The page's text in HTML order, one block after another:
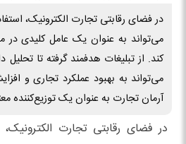
در فضای رقابتی تجارت الکترونیک،
می‌تواند به عنوان یک عامل کلیدی
کند. از تبلیغات هدفمند گرفته تا
می‌تواند به بهبود عملکرد تجاری و
آرمان تجارت به عنوان یک توزیع‌کننده
در فضای رقابتی تجارت